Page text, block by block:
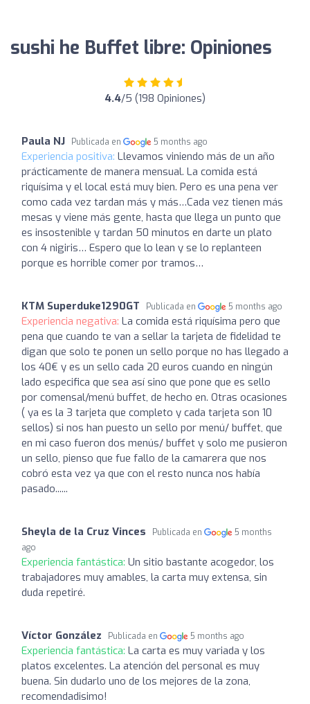
sushi he Buffet libre: Opiniones
4.4/5 (198 Opiniones)
Paula NJ Publicada en 5 months ago
Experiencia positiva: Llevamos viniendo más de un año
prácticamente de manera mensual. La comida está
riquísima y el local está muy bien. Pero es una pena ver
como cada vez tardan más y más…Cada vez tienen más
mesas y viene más gente, hasta que llega un punto que
es insostenible y tardan 50 minutos en darte un plato
con 4 nigiris… Espero que lo lean y se lo replanteen
porque es horrible comer por tramos…
KTM Superduke1290GT Publicada en 5 months ago
Experiencia negativa: La comida está riquísima pero que
pena que cuando te van a sellar la tarjeta de fidelidad te
digan que solo te ponen un sello porque no has llegado a
los 40€ y es un sello cada 20 euros cuando en ningún
lado especifica que sea así sino que pone que es sello
por comensal/menú buffet, de hecho en. Otras ocasiones
( ya es la 3 tarjeta que completo y cada tarjeta son 10
sellos) si nos han puesto un sello por menú/ buffet, que
en mi caso fueron dos menús/ buffet y solo me pusieron
un sello, pienso que fue fallo de la camarera que nos
cobró esta vez ya que con el resto nunca nos había
pasado......
Sheyla de la Cruz Vinces Publicada en
5 months
ago
Experiencia fantástica: Un sitio bastante acogedor, los
trabajadores muy amables, la carta muy extensa, sin
duda repetiré.
Víctor González Publicada en 5 months ago
Experiencia fantástica: La carta es muy variada y los
platos excelentes. La atención del personal es muy
buena. Sin dudarlo uno de los mejores de la zona,
recomendadisimo!